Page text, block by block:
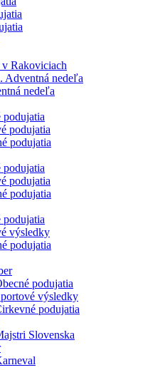
Rakoviciach
Adventná nedeľa
nedeľa
podujatia
podujatia
podujatia
podujatia
podujatia
podujatia
podujatia
výsledky
podujatia
podujatia
výsledky
podujatia
Slovenska